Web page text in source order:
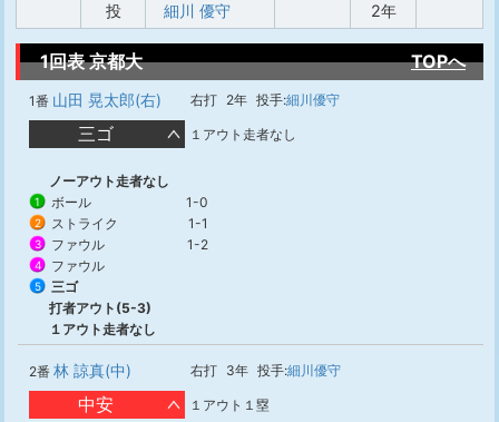
投
細川 優守 2年
1回表 京都大 TOPへ
1番 山田 晃太郎(右) 右打 2年 投手:細川優守
三ゴ １アウト走者なし
ノーアウト走者なし
1 ボール 1-0
2 ストライク 1-1
3 ファウル 1-2
4 ファウル
5
三ゴ
打者アウト(5-3)
１アウト走者なし
2番 林 諒真(中) 右打 3年 投手:細川優守
中安 １アウト１塁